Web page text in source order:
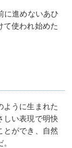
に進めないあひ
て使われ始めた
ように生まれた
しい表現で明快
とができ、自然